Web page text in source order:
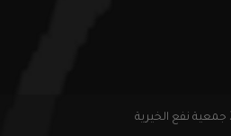
جمعية نفع الخيرية